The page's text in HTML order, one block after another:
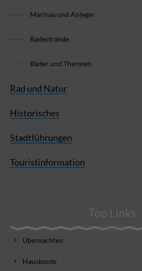
Marinas und Anleger
Badestrände
Bäder und Thermen
Rad und Natur
Historisches
Stadtführungen
Touristinformation
Top Links
Übernachten
Hausboote